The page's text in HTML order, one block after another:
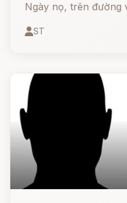
Ngày nọ, trên đường
bằng được nắp chai ra.
ST